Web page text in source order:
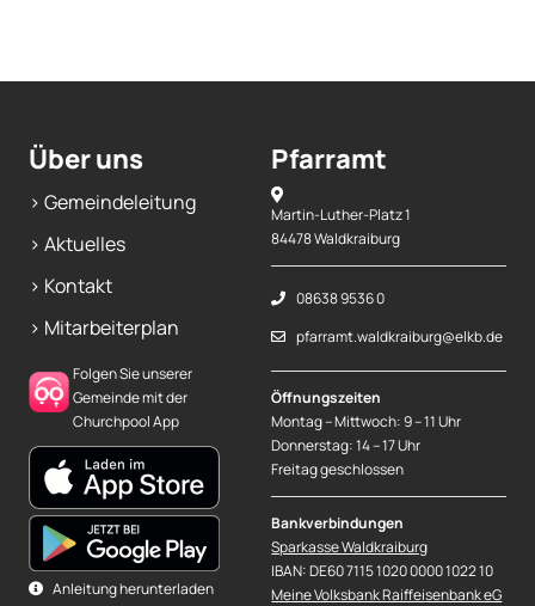
Über uns
> Gemeindeleitung
> Aktuelles
> Kontakt
> Mitarbeiterplan
Folgen Sie unserer
Gemeinde mit der
Churchpool App
Anleitung herunterladen
Pfarramt
Martin-Luther-Platz 1
84478 Waldkraiburg
08638 9536 0
pfarramt.waldkraiburg@elkb.de
Öffnungszeiten
Montag – Mittwoch: 9 – 11 Uhr
Donnerstag: 14 – 17 Uhr
Freitag geschlossen
Bankverbindungen
Sparkasse Waldkraiburg
IBAN: DE60 7115 1020 0000 1022 10
Meine Volksbank Raiffeisenbank eG